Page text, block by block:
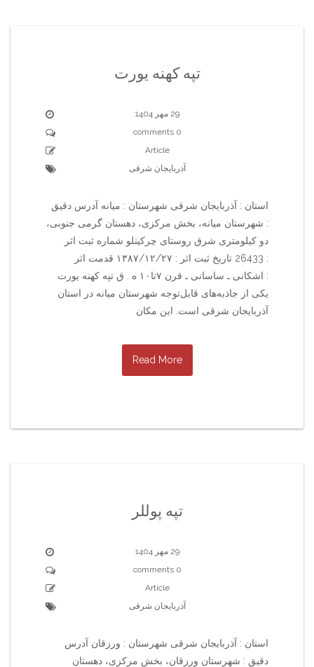
تپه کهنه یورت
29 مهر 1404
0 comments
Article
آذربایجان شرقی
استان : آذربایجان شرقی شهرستان : میانه آدرس دقیق
: شهرستان میانه، بخش مرکزی، دهستان گرمی جنوبی،
دو کیلومتری شرق روستای چرکینلو شماره ثبت اثر
: 26433 تاریخ ثبت اثر : ۱۳۸۷/۱۲/۲۷ قدمت اثر
: اشکانی ـ ساسانی ـ قرن ۷تا۱۰ ه . ق تپه کهنه یورت
یکی از جاذبه‌های قابل‌توجه شهرستان میانه در استان
آذربایجان شرقی است. این مکان
Read More
تپه پوللر
29 مهر 1404
0 comments
Article
آذربایجان شرقی
استان : آذربایجان شرقی شهرستان : ورزقان آدرس
دقیق : شهرستان ورزقان، بخش مرکزی، دهستان